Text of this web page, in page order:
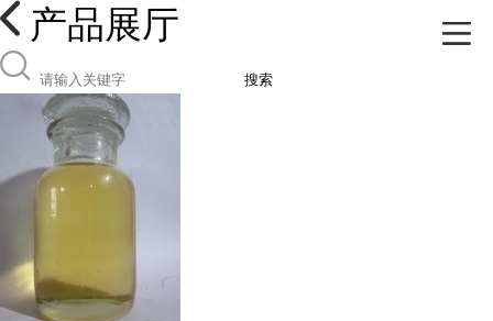
产品展厅
搜索